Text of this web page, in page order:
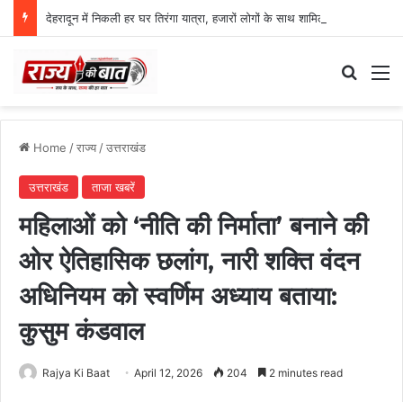
Home /राज्य/उत्तराखंड
उत्तराखंड ताजा खबरें
महिलाओं को ‘नीति की निर्माता’ बनाने की
ओर ऐतिहासिक छलांग, नारी शक्ति वंदन
अधिनियम को स्वर्णिम अध्याय बताया:
कुसुम कंडवाल
Rajya Ki Baat April 12, 2026 204 2 minutes read